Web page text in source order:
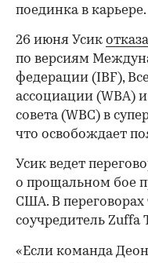
поединка в карьере.
26 июня Усик
по версиям
федерации (IBF),
ассоциации (WBA)
совета (WBC) в
что освобождает
Усик ведет
о прощальном бое
США. В переговорах
соучредитель
«Если команда